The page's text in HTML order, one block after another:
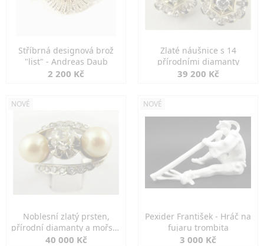
Stříbrná designová brož
"list" - Andreas Daub
2 200 Kč
Zlaté náušnice s 14
přírodními diamanty
39 200 Kč
NOVÉ
Noblesní zlatý prsten,
přírodní diamanty a mořské
perly
40 000 Kč
NOVÉ
Pexider František - Hráč na
fujaru trombita
3 000 Kč